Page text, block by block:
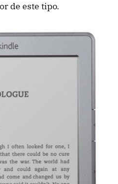
de este tipo.